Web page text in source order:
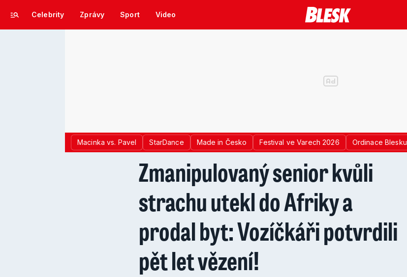
Celebrity Zprávy Sport Video
Macinka vs. Pavel StarDance Made in Česko Festival ve Varech 2026 Ordinace Blesku
Zmanipulovaný senior kvůli
strachu utekl do Afriky a
prodal byt: Vozíčkáři potvrdili
pět let vězení!